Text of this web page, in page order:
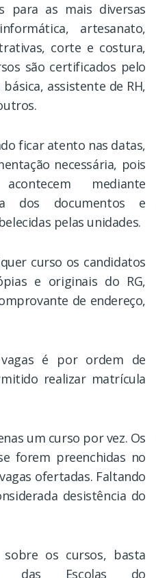
para as mais diversas
artesanato,
corte e costura,
são certificados pelo
assistente de RH,
ficar atento nas datas,
necessária, pois
mediante
dos documentos e
pelas unidades.
curso os candidatos
e originais do RG,
de endereço,
é por ordem de
realizar matrícula
um curso por vez. Os
forem preenchidas no
ofertadas. Faltando
desistência do
sobre os cursos, basta
das Escolas do